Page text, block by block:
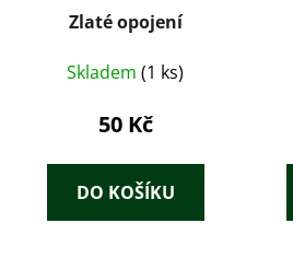
Zlaté opojení
Skladem (1 ks)
50 Kč
DO KOŠÍKU